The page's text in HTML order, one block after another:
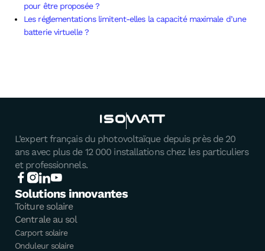
pour être proposée ?
Les réglementations limitent-elles la capacité maximale d’une
batterie virtuelle ?
L’expert français du photovoltaïque depuis près de 20
ans avec plus de 12 000 installations chez les particuliers
et professionnels.
Solutions innovantes
Toiture solaire
Centrale au sol
Carport solaire
Onduleur solaire